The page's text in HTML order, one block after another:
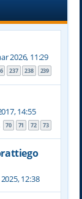
2026, 11:29
237 238 239
14:55
70 71 72 73
12:38